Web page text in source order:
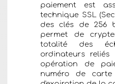
paiement est
technique SSL
des clés de 256
permet de
totalité des
ordinateurs
opération de
numéro de